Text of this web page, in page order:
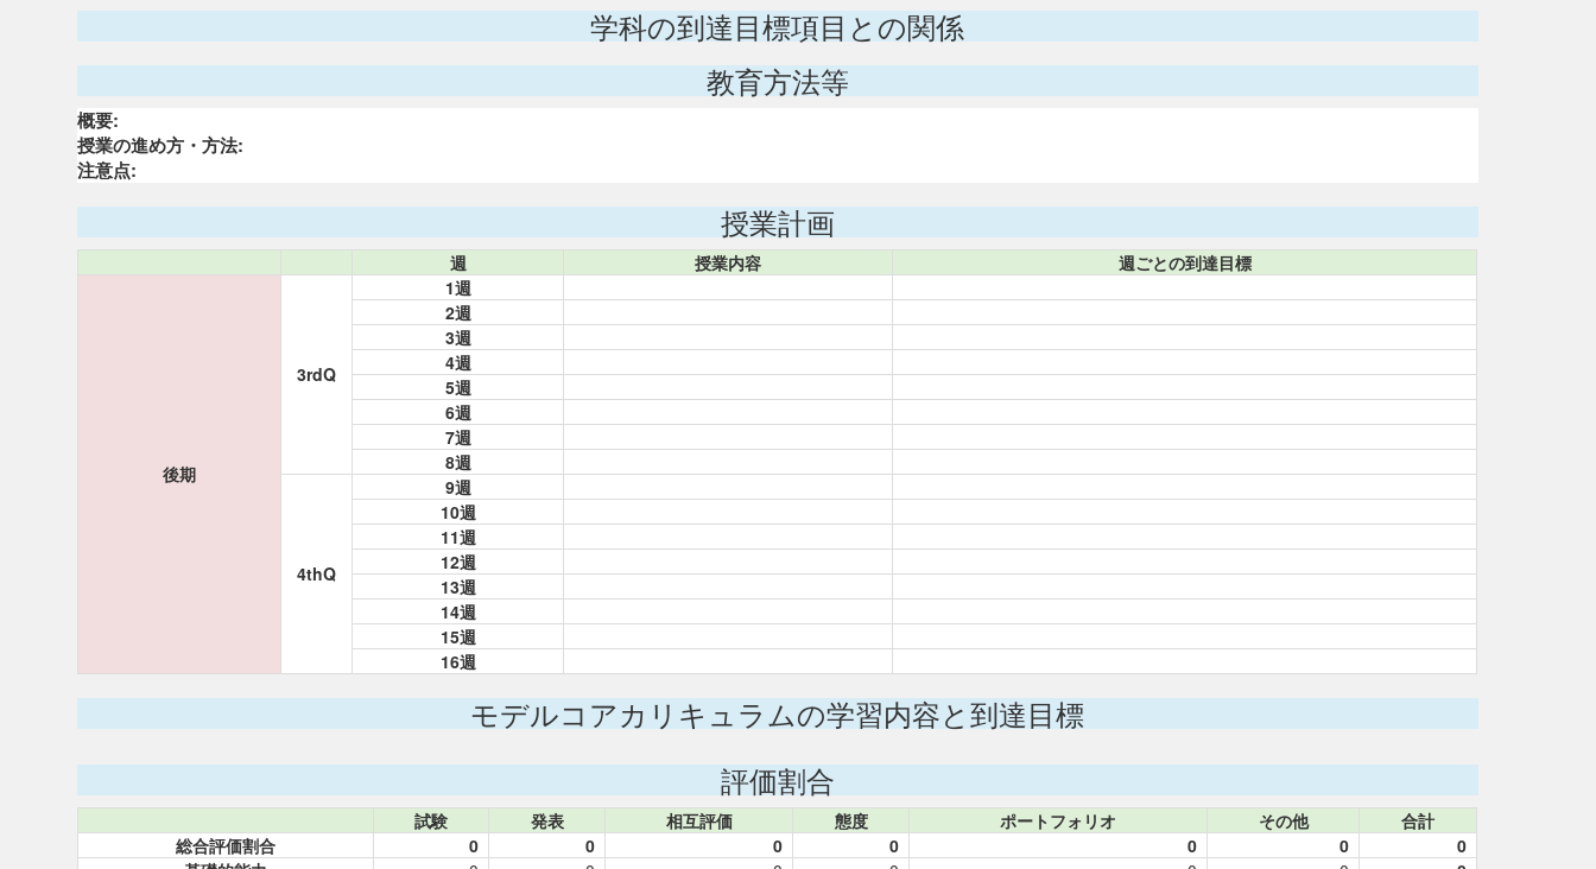
学科の到達目標項目との関係
教育方法等
概要:
授業の進め方・方法:
注意点:
授業計画
週 授業内容 週ごとの到達目標
後期
3rdQ
1週
2週
3週
4週
5週
6週
7週
8週
4thQ
9週
10週
11週
12週
13週
14週
15週
16週
モデルコアカリキュラムの学習内容と到達目標
評価割合
試験 発表 相互評価 態度 ポートフォリオ その他
合計
総合評価割合
0 0 0 0 0 0
0